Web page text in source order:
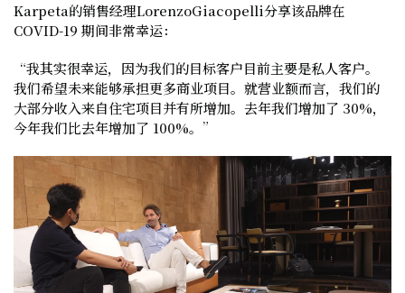
Karpeta的销售经理LorenzoGiacopelli分享该品牌在
COVID-19 期间非常幸运：
“我其实很幸运，因为我们的目标客户目前主要是私人客户。
我们希望未来能够承担更多商业项目。就营业额而言，我们的
大部分收入来自住宅项目并有所增加。去年我们增加了 30%，
今年我们比去年增加了 100%。”